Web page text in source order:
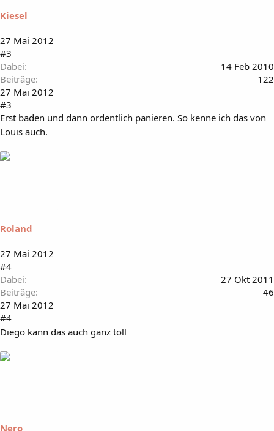
Kiesel
27 Mai 2012
#3
Dabei
14 Feb 2010
Beiträge
122
27 Mai 2012
#3
Erst baden und dann ordentlich panieren. So kenne ich das von
Louis auch.
Roland
27 Mai 2012
#4
Dabei
27 Okt 2011
Beiträge
46
27 Mai 2012
#4
Diego kann das auch ganz toll
Nero